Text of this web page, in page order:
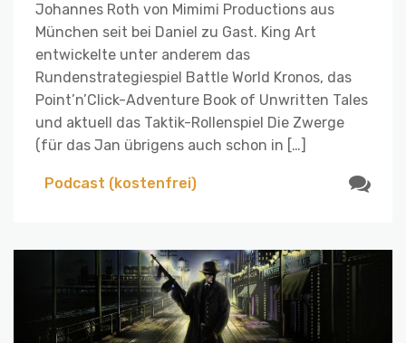
Johannes Roth von Mimimi Productions aus
München seit bei Daniel zu Gast. King Art
entwickelte unter anderem das
Rundenstrategiespiel Battle World Kronos, das
Point’n’Click-Adventure Book of Unwritten Tales
und aktuell das Taktik-Rollenspiel Die Zwerge
(für das Jan übrigens auch schon in […]
Podcast (kostenfrei)